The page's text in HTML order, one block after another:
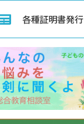
各種証明書発行